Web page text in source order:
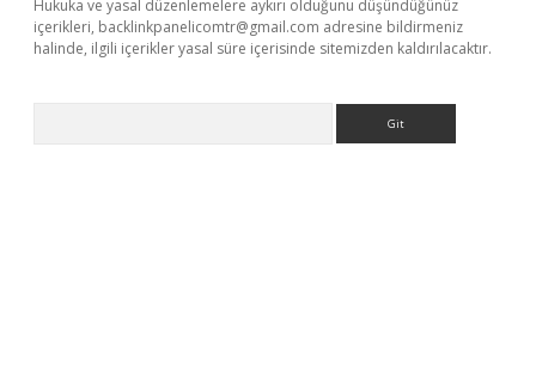
Hukuka ve yasal düzenlemelere aykırı olduğunu düşündüğünüz
içerikleri, backlinkpanelicomtr@gmail.com adresine bildirmeniz
halinde, ilgili içerikler yasal süre içerisinde sitemizden kaldırılacaktır.